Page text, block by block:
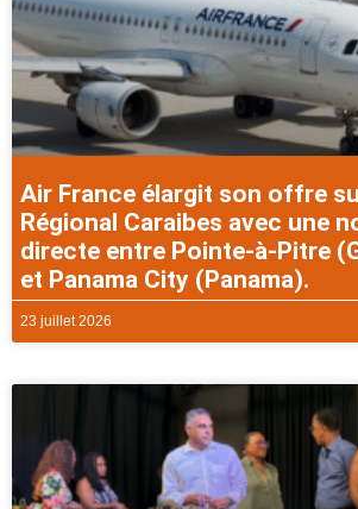
Air France élargit son offre
Régional Caraibes avec une
directe entre Pointe-à-Pitre
et Panama City (Panama).
23 juillet 2026